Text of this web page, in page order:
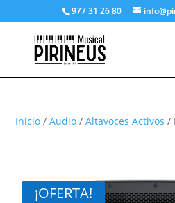
977 31 26 80
Inicio /Audio /Altavoces Activos /
¡OFERTA!